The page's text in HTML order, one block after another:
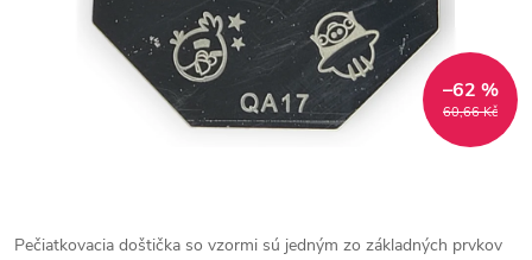
60,66 Kč
–62 %
Pečiatkovacia doštička so vzormi sú jedným zo základných prvkov